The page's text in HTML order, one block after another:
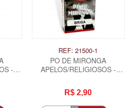
-
REF: 21500-1
PO DE MIRONGA
APELOS/RELIGIOSOS -
R$ 2,90